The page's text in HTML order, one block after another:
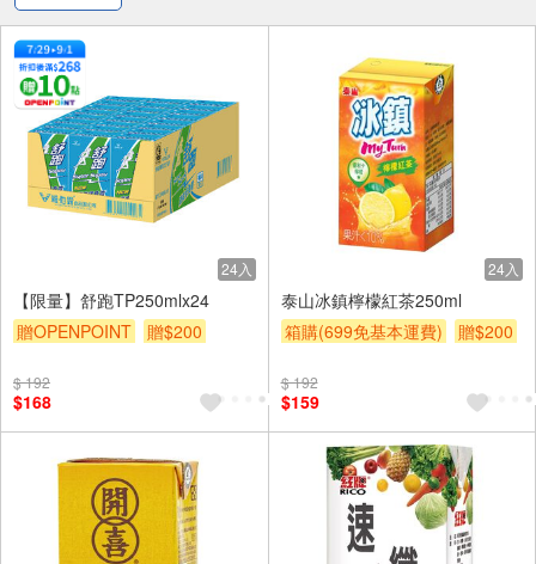
24入
【限量】舒跑TP250mlx24
贈OPENPOINT
贈$200
$ 192
$168
24入
泰山冰鎮檸檬紅茶250ml
箱購(699免基本運費)
贈$200
$ 192
$159